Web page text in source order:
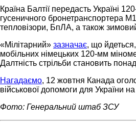
Країна Балтії передасть Україні
гусеничного бронетранспортера
тепловізори, БпЛА, а також
«Мілітарний» зазначає, що
мобільних німецьких 120-мм
Далтність стрільби становить
Нагадаємо, 12 жовтня Канада
військової допомоги для України
Фото: Генеральний штаб ЗСУ